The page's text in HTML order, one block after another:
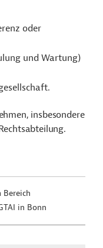
oder
und Wartung)
insbesondere
Bereich
in Bonn